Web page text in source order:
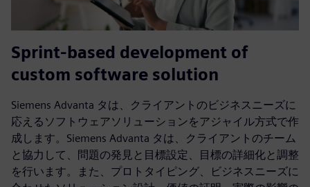
トがシーメンスIndustrial Edge ストリアルエッジをベース
にしたエッジコンピューティングの旅を迅速かつ目的のあ
詳細情報